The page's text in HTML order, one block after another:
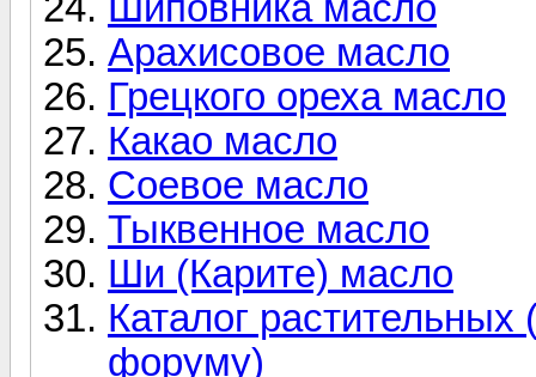
Арахисовое масло
Грецкого ореха масло
Какао масло
Соевое масло
Тыквенное масло
Ши (Карите) масло
Каталог
форуму)